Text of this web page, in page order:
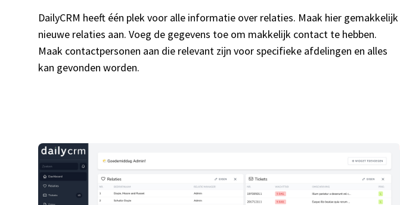
DailyCRM heeft één plek voor alle informatie over relaties. Maak hier gemakkelijk
nieuwe relaties aan. Voeg de gegevens toe om makkelijk contact te hebben.
Maak contactpersonen aan die relevant zijn voor specifieke afdelingen en alles
kan gevonden worden.